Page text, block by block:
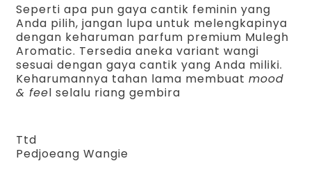
Seperti apa pun gaya cantik feminin yang
Anda pilih, jangan lupa untuk melengkapinya
dengan keharuman parfum premium Mulegh
Aromatic. Tersedia aneka variant wangi
sesuai dengan gaya cantik yang Anda miliki.
Keharumannya tahan lama membuatmood
& feel selalu riang gembira
Ttd
Pedjoeang Wangie